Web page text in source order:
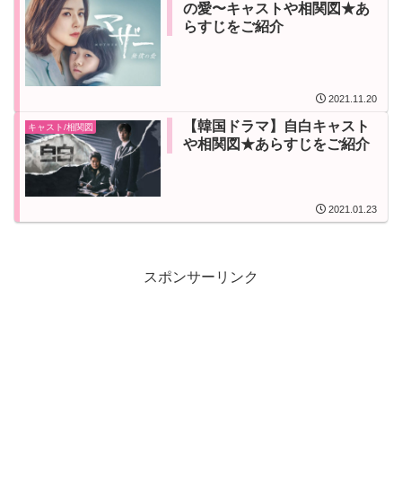
の愛〜キャストや相関図★あ
らすじをご紹介
2021.11.20
キャスト/相関図
【韓国ドラマ】自白キャスト
や相関図★あらすじをご紹介
2021.01.23
スポンサーリンク